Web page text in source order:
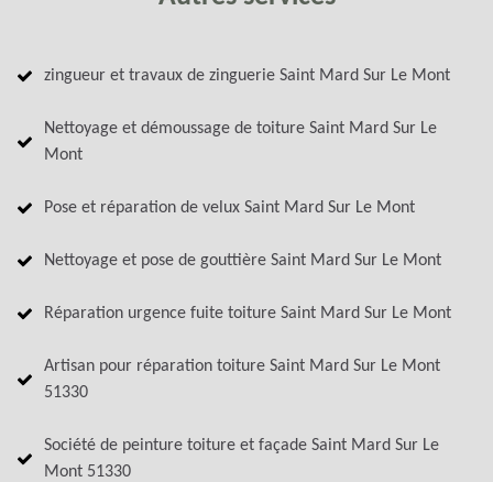
zingueur et travaux de zinguerie Saint Mard Sur Le Mont
Nettoyage et démoussage de toiture Saint Mard Sur Le
Mont
Pose et réparation de velux Saint Mard Sur Le Mont
Nettoyage et pose de gouttière Saint Mard Sur Le Mont
Réparation urgence fuite toiture Saint Mard Sur Le Mont
Artisan pour réparation toiture Saint Mard Sur Le Mont
51330
Société de peinture toiture et façade Saint Mard Sur Le
Mont 51330